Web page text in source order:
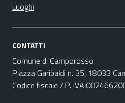
Luoghi
CONTATTI
Comune di Camporosso
Piazza Garibaldi n. 35, 18033
Codice fiscale / P.